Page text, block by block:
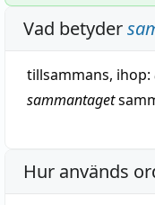
Vad betyder
tillsammans, ihop:
sammantaget
Hur används